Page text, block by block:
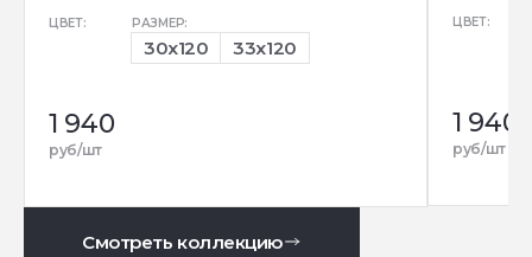
ЦВЕТ: РАЗМЕР:
30x120 33x120
1 940
руб/шт
ЦВЕТ:
1 940
руб/шт
Смотреть коллекцию